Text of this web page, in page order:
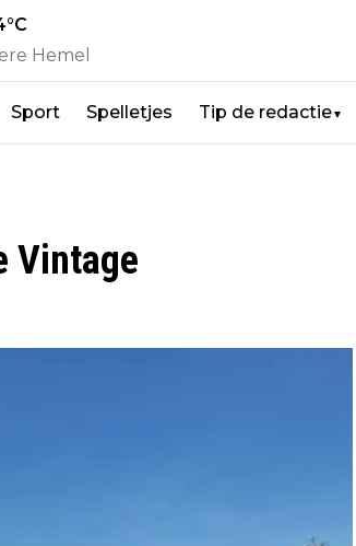
°C
Hemel
Sport Spelletjes Tip de redactie▼
Vintage